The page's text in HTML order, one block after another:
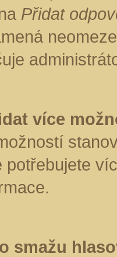
Přidat
více
potřebujete
smažu